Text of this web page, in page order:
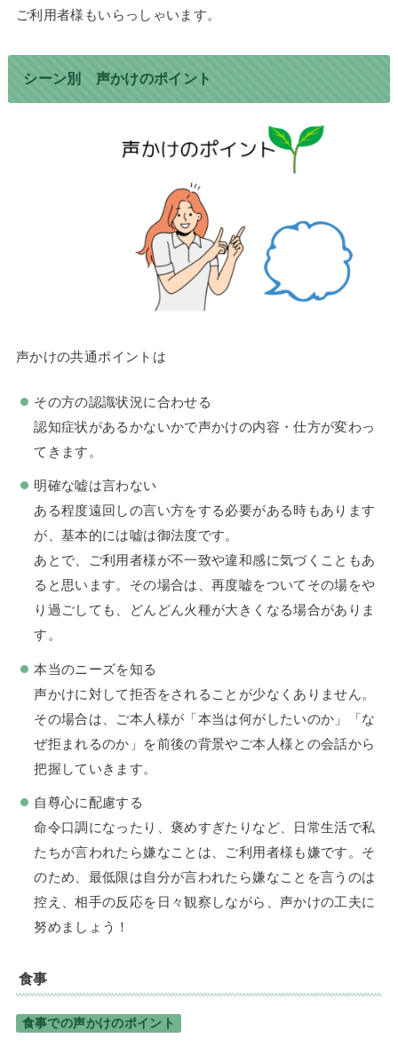
ご利用者様もいらっしゃいます。
シーン別 声かけのポイント
声かけの共通ポイントは
その方の認識状況に合わせる
認知症状があるかないかで声かけの内容・仕方が変わっ
てきます。
明確な嘘は言わない
ある程度遠回しの言い方をする必要がある時もあります
が、基本的には嘘は御法度です。
あとで、ご利用者様が不一致や違和感に気づくこともあ
ると思います。その場合は、再度嘘をついてその場をや
り過ごしても、どんどん火種が大きくなる場合がありま
す。
本当のニーズを知る
声かけに対して拒否をされることが少なくありません。
その場合は、ご本人様が「本当は何がしたいのか」「な
ぜ拒まれるのか」を前後の背景やご本人様との会話から
把握していきます。
自尊心に配慮する
命令口調になったり、褒めすぎたりなど、日常生活で私
たちが言われたら嫌なことは、ご利用者様も嫌です。そ
のため、最低限は自分が言われたら嫌なことを言うのは
控え、相手の反応を日々観察しながら、声かけの工夫に
努めましょう！
食事
食事での声かけのポイント